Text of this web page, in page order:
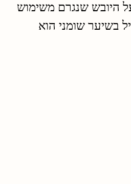
היובש שנגרם משימוש
בשיער שומני הוא